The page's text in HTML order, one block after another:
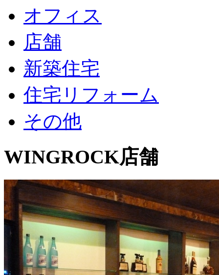
オフィス
店舗
新築住宅
住宅リフォーム
その他
WINGROCK店舗